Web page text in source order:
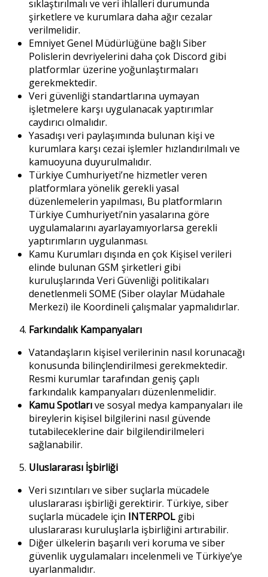
sıklaştırılmalı ve veri ihlalleri durumunda
şirketlere ve kurumlara daha ağır cezalar
verilmelidir.
Emniyet Genel Müdürlüğüne bağlı Siber
Polislerin devriyelerini daha çok Discord gibi
platformlar üzerine yoğunlaştırmaları
gerekmektedir.
Veri güvenliği standartlarına uymayan
işletmelere karşı uygulanacak yaptırımlar
caydırıcı olmalıdır.
Yasadışı veri paylaşımında bulunan kişi ve
kurumlara karşı cezai işlemler hızlandırılmalı ve
kamuoyuna duyurulmalıdır.
Türkiye Cumhuriyeti’ne hizmetler veren
platformlara yönelik gerekli yasal
düzenlemelerin yapılması, Bu platformların
Türkiye Cumhuriyeti’nin yasalarına göre
uygulamalarını ayarlayamıyorlarsa gerekli
yaptırımların uygulanması.
Kamu Kurumları dışında en çok Kişisel verileri
elinde bulunan GSM şirketleri gibi
kuruluşlarında Veri Güvenliği politikaları
denetlenmeli SOME (Siber olaylar Müdahale
Merkezi) ile Koordineli çalışmalar yapmalıdırlar.
Farkındalık Kampanyaları
Vatandaşların kişisel verilerinin nasıl korunacağı
konusunda bilinçlendirilmesi gerekmektedir.
Resmi kurumlar tarafından geniş çaplı
farkındalık kampanyaları düzenlenmelidir.
Kamu Spotlarıve sosyal medya kampanyaları ile
bireylerin kişisel bilgilerini nasıl güvende
tutabileceklerine dair bilgilendirilmeleri
sağlanabilir.
Uluslararası İşbirliği
Veri sızıntıları ve siber suçlarla mücadele
uluslararası işbirliği gerektirir. Türkiye, siber
suçlarla mücadele için INTERPOL gibi
uluslararası kuruluşlarla işbirliğini artırabilir.
Diğer ülkelerin başarılı veri koruma ve siber
güvenlik uygulamaları incelenmeli ve Türkiye’ye
uyarlanmalıdır.